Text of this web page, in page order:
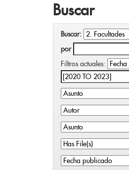
Buscar
Buscar:
por
Filtros actuales: